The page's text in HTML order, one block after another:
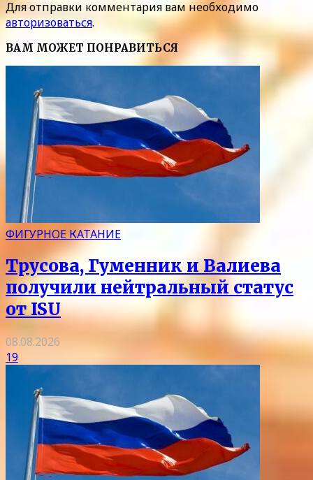
Для отправки комментария вам необходимо
авторизоваться.
ВАМ МОЖЕТ ПОНРАВИТЬСЯ
ФИГУРНОЕ КАТАНИЕ
Трусова, Гуменник и Валиева
получили нейтральный статус
от ISU
08.08.2026
19